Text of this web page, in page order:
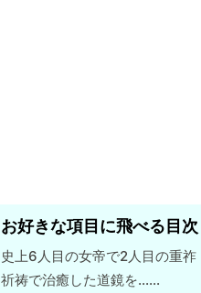
お好きな項目に飛べる目次
史上6人目の女帝で2人目の重祚
祈祷で治癒した道鏡を……